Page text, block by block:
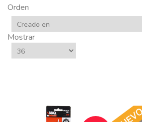
Orden
Mostrar